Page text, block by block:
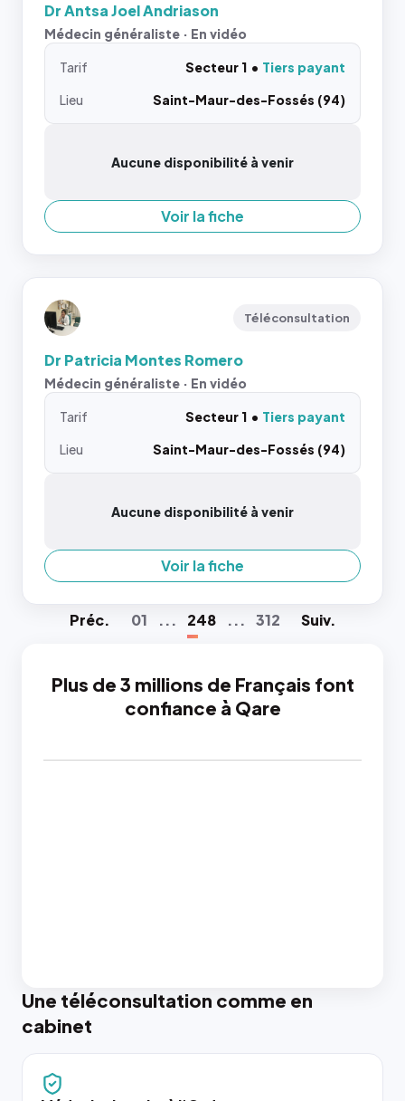
Dr Antsa Joel Andriason
Médecin généraliste · En vidéo
Tarif Secteur 1
Tiers payant
Lieu
Saint-Maur-des-Fossés (94)
Aucune disponibilité à venir
Voir la fiche
Téléconsultation
Dr Patricia Montes Romero
Médecin généraliste · En vidéo
Tarif Secteur 1
Tiers payant
Lieu
Saint-Maur-des-Fossés (94)
Aucune disponibilité à venir
Voir la fiche
Préc. 01 ... 248 ... 312 Suiv.
Plus de 3 millions de Français font
confiance à Qare
Une téléconsultation comme en
cabinet